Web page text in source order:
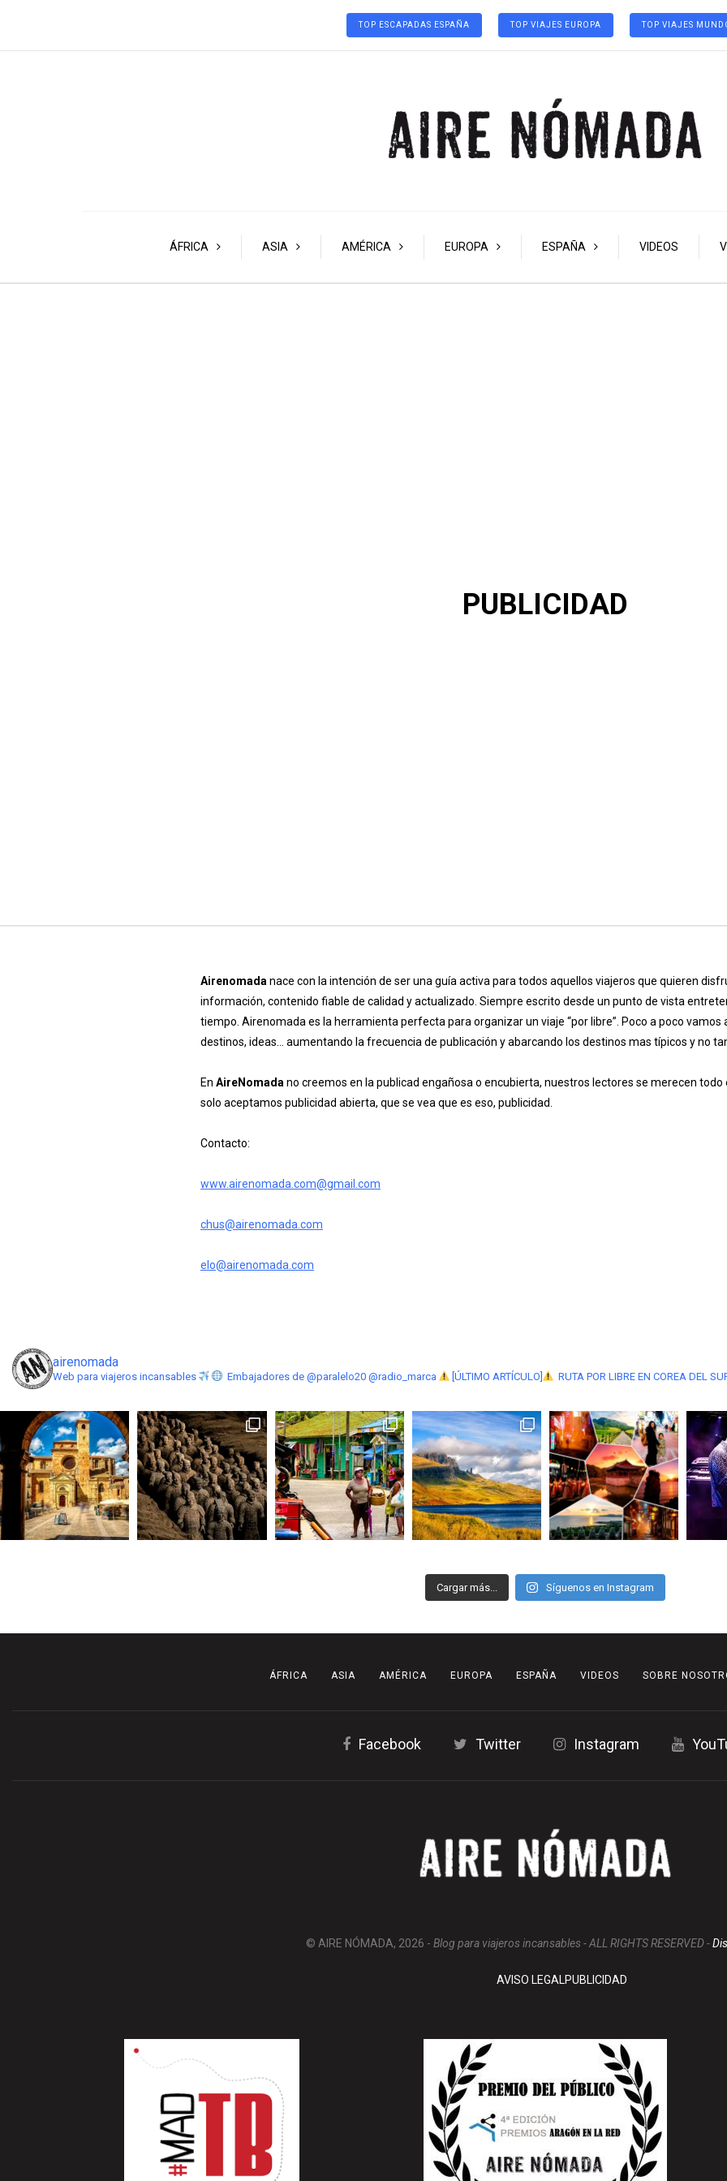
TOP ESCAPADAS ESPAÑA TOP VIAJES EUROPA TOP VIAJES
ÁFRICA ASIA AMÉRICA EUROPA ESPAÑA VIDEOS
PUBLICIDAD
Airenomada nace con la intención de ser una guía activa para todos aquellos viajeros que quieren
información, contenido fiable de calidad y actualizado. Siempre escrito desde un punto de vista
tiempo. Airenomada es la herramienta perfecta para organizar un viaje “por libre”. Poco a poco
destinos, ideas… aumentando la frecuencia de publicación y abarcando los destinos mas típicos y no
En AireNomada no creemos en la publicad engañosa o encubierta, nuestros lectores se merecen
solo aceptamos publicidad abierta, que se vea que es eso, publicidad.
Contacto:
www.airenomada.com@gmail.com
chus@airenomada.com
elo@airenomada.com
airenomada
Web para viajeros incansables Embajadores de @paralelo20 @radio_marca [ÚLTIMO ARTÍCULO] RUTA POR LIBRE EN COREA DEL
Cargar más... Síguenos en Instagram
ÁFRICA ASIA AMÉRICA EUROPA ESPAÑA VIDEOS SOBRE
Facebook Twitter Instagram
© AIRE NÓMADA, 2026 - Blog para viajeros incansables - ALL RIGHTS RESERVED -
AVISO LEGALPUBLICIDAD